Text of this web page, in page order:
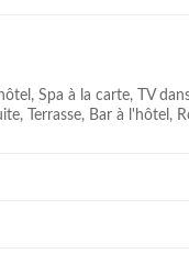
Spa à la carte, TV
Terrasse, Bar à